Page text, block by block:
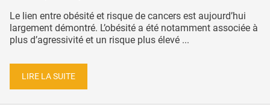
Le lien entre obésité et risque de cancers est aujourd’hui
largement démontré. L’obésité a été notamment associée à
plus d’agressivité et un risque plus élevé ...
LIRE LA SUITE